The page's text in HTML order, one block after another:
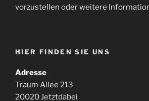
vorzustellen oder weitere
HIER FINDEN SIE UNS
Adresse
Traum Allee 213
20020 Jetztdabei